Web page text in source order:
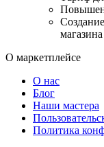
магазина
О маркетплейсе
О нас
Блог
Наши мастера
Политика